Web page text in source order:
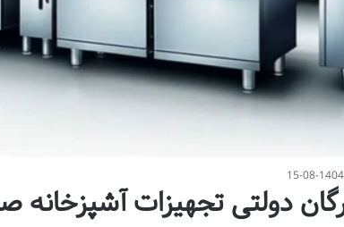
15-08-1404
دولتی تجهیزات آشپزخانه